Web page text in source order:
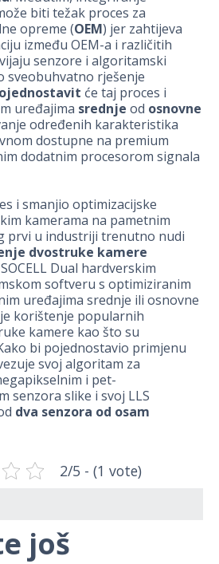
biti težak proces za
opreme (OEM) jer zahtijeva
između OEM-a i različitih
senzore i algoritamski
sveobuhvatno rješenje
će taj proces i
uređajima srednje od osnovne
određenih karakteristika
dostupne na premium
dodatnim procesorom signala
i smanjio optimizacijske
kamerama na pametnim
prvi u industriji trenutno nudi
dvostruke kamere
Dual hardverskim
softveru s optimiziranim
uređajima srednje ili osnovne
korištenje popularnih
kamere kao što su
bi pojednostavio primjenu
svoj algoritam za
i pet-
senzora slike i svoj LLS
dva senzora od osam
2/5 - (1 vote)
još